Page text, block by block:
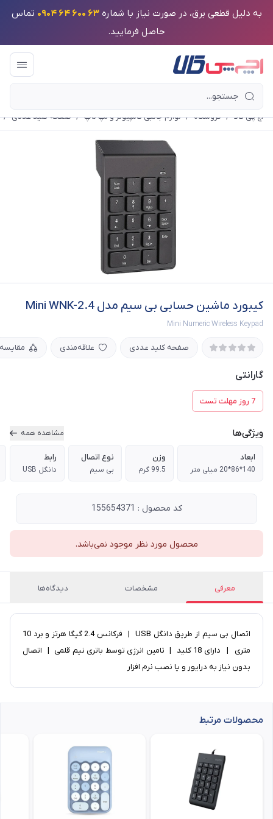
به دلیل قطعی برق، در صورت نیاز با شماره63 600 64 0904
تماس
حاصل فرمایید.
اچ پی کالا / فروشگاه / لوازم جانبی کامپیوتر و لپ تاپ / صفحه کلید عددی /
کیبورد ماشین حسابی بی سیم مدل Mini WNK-2.4
Mini Numeric Wireless Keypad
صفحه کلید عددی علاقه‌مندی
گارانتی
7 روز مهلت تست
ویژگی‌ها مشاهده همه
ابعاد
140*86*20 میلی متر
وزن
99.5 گرم
نوع اتصال
بی سیم
رابط
دانگل USB
کد محصول : 155654371
محصول مورد نظر موجود نمی‌باشد.
معرفی مشخصات دیدگاه‌ها
اتصال بی سیم از طریق دانگل USB | فرکانس 2.4 گیگا هرتز و برد 10
متری | دارای 18 کلید | تامین انرژی توسط باتری نیم قلمی | اتصال
بدون نیاز به درایور و یا نصب نرم افزار
محصولات مرتبط